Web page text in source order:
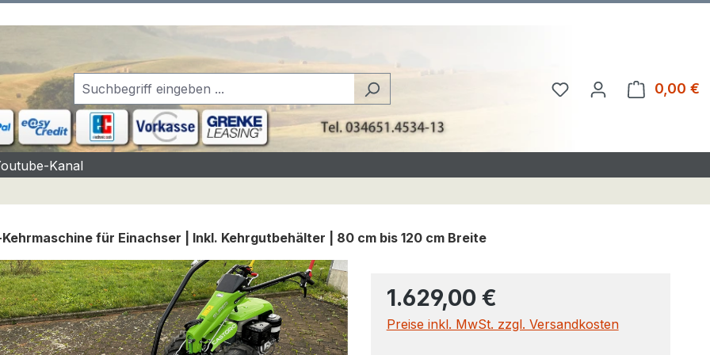
Du hast 0 Produkte
0,00 €
Kanal
für Einachser | Inkl. Kehrgutbehälter | 80 cm bis 120 cm Breite
überspringen
1.629,00 €
Preise inkl. MwSt. zzgl. Versandkosten